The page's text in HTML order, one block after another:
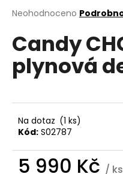
Průměrné
produktu
je
5
Neohodnoceno
Candy
plynová
Na dotaz (1 ks)
Kód: S02787
5 990 Kč / ks
o
p
o
r